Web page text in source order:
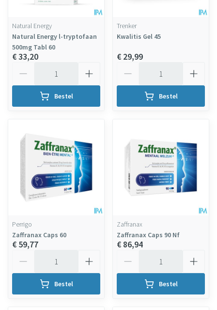
Natural Energy
Natural Energy l-tryptofaan
500mg Tabl 60
€ 33,20
Bestel
Trenker
Kwalitis Gel 45
€ 29,99
Bestel
Perrigo
Zaffranax Caps 60
€ 59,77
Bestel
Zaffranax
Zaffranax Caps 90 Nf
€ 86,94
Bestel